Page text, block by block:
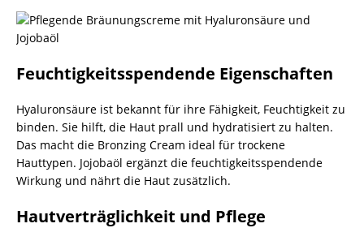
Feuchtigkeitsspendende Eigenschaften
Hyaluronsäure ist bekannt für ihre Fähigkeit, Feuchtigkeit zu
binden. Sie hilft, die Haut prall und hydratisiert zu halten.
Das macht die Bronzing Cream ideal für trockene
Hauttypen. Jojobaöl ergänzt die feuchtigkeitsspendende
Wirkung und nährt die Haut zusätzlich.
Hautverträglichkeit und Pflege